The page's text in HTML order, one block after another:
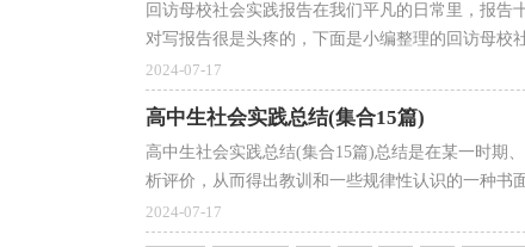
回访母校社会实践报告在我们平凡的日常里，报
对写报告很是头疼的，下面是小编整理的回访母校
2024-07-17
高中生社会实践总结(集合15篇)
高中生社会实践总结(集合15篇)总结是在某一时期
析评价，从而得出教训和一些规律性认识的一种书
2024-07-17